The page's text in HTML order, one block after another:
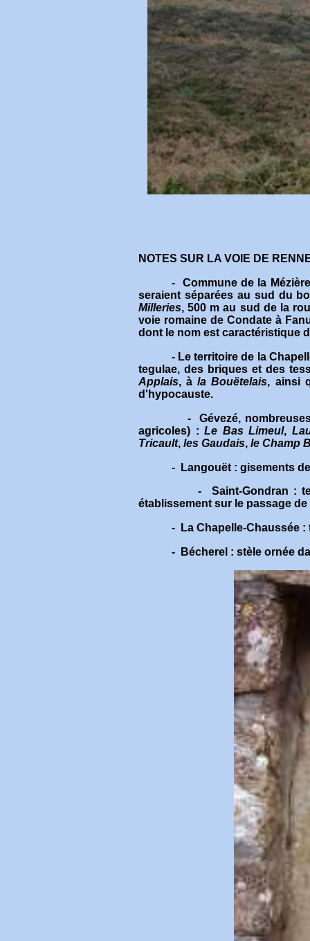
NOTES SUR LA VOIE DE
- Commune de la Mézière
seraient séparées au sud du
Milleries, 500 m au sud de la
voie romaine de Condate à
dont le nom est caractéristique
- Le territoire de la Chapelle-
tegulae, des briques et des
Applais, àla Bouëtelais, ainsi
d'hypocauste.
- Gévezé, nombreuses
agricoles) :Le Bas Limeul,
Tricault, les Gaudais, le Champ
- Langouët : gisements de
- Saint-Gondran :
établissement sur le passage de
- La Chapelle-Chaussée :
- Bécherel : stèle ornée